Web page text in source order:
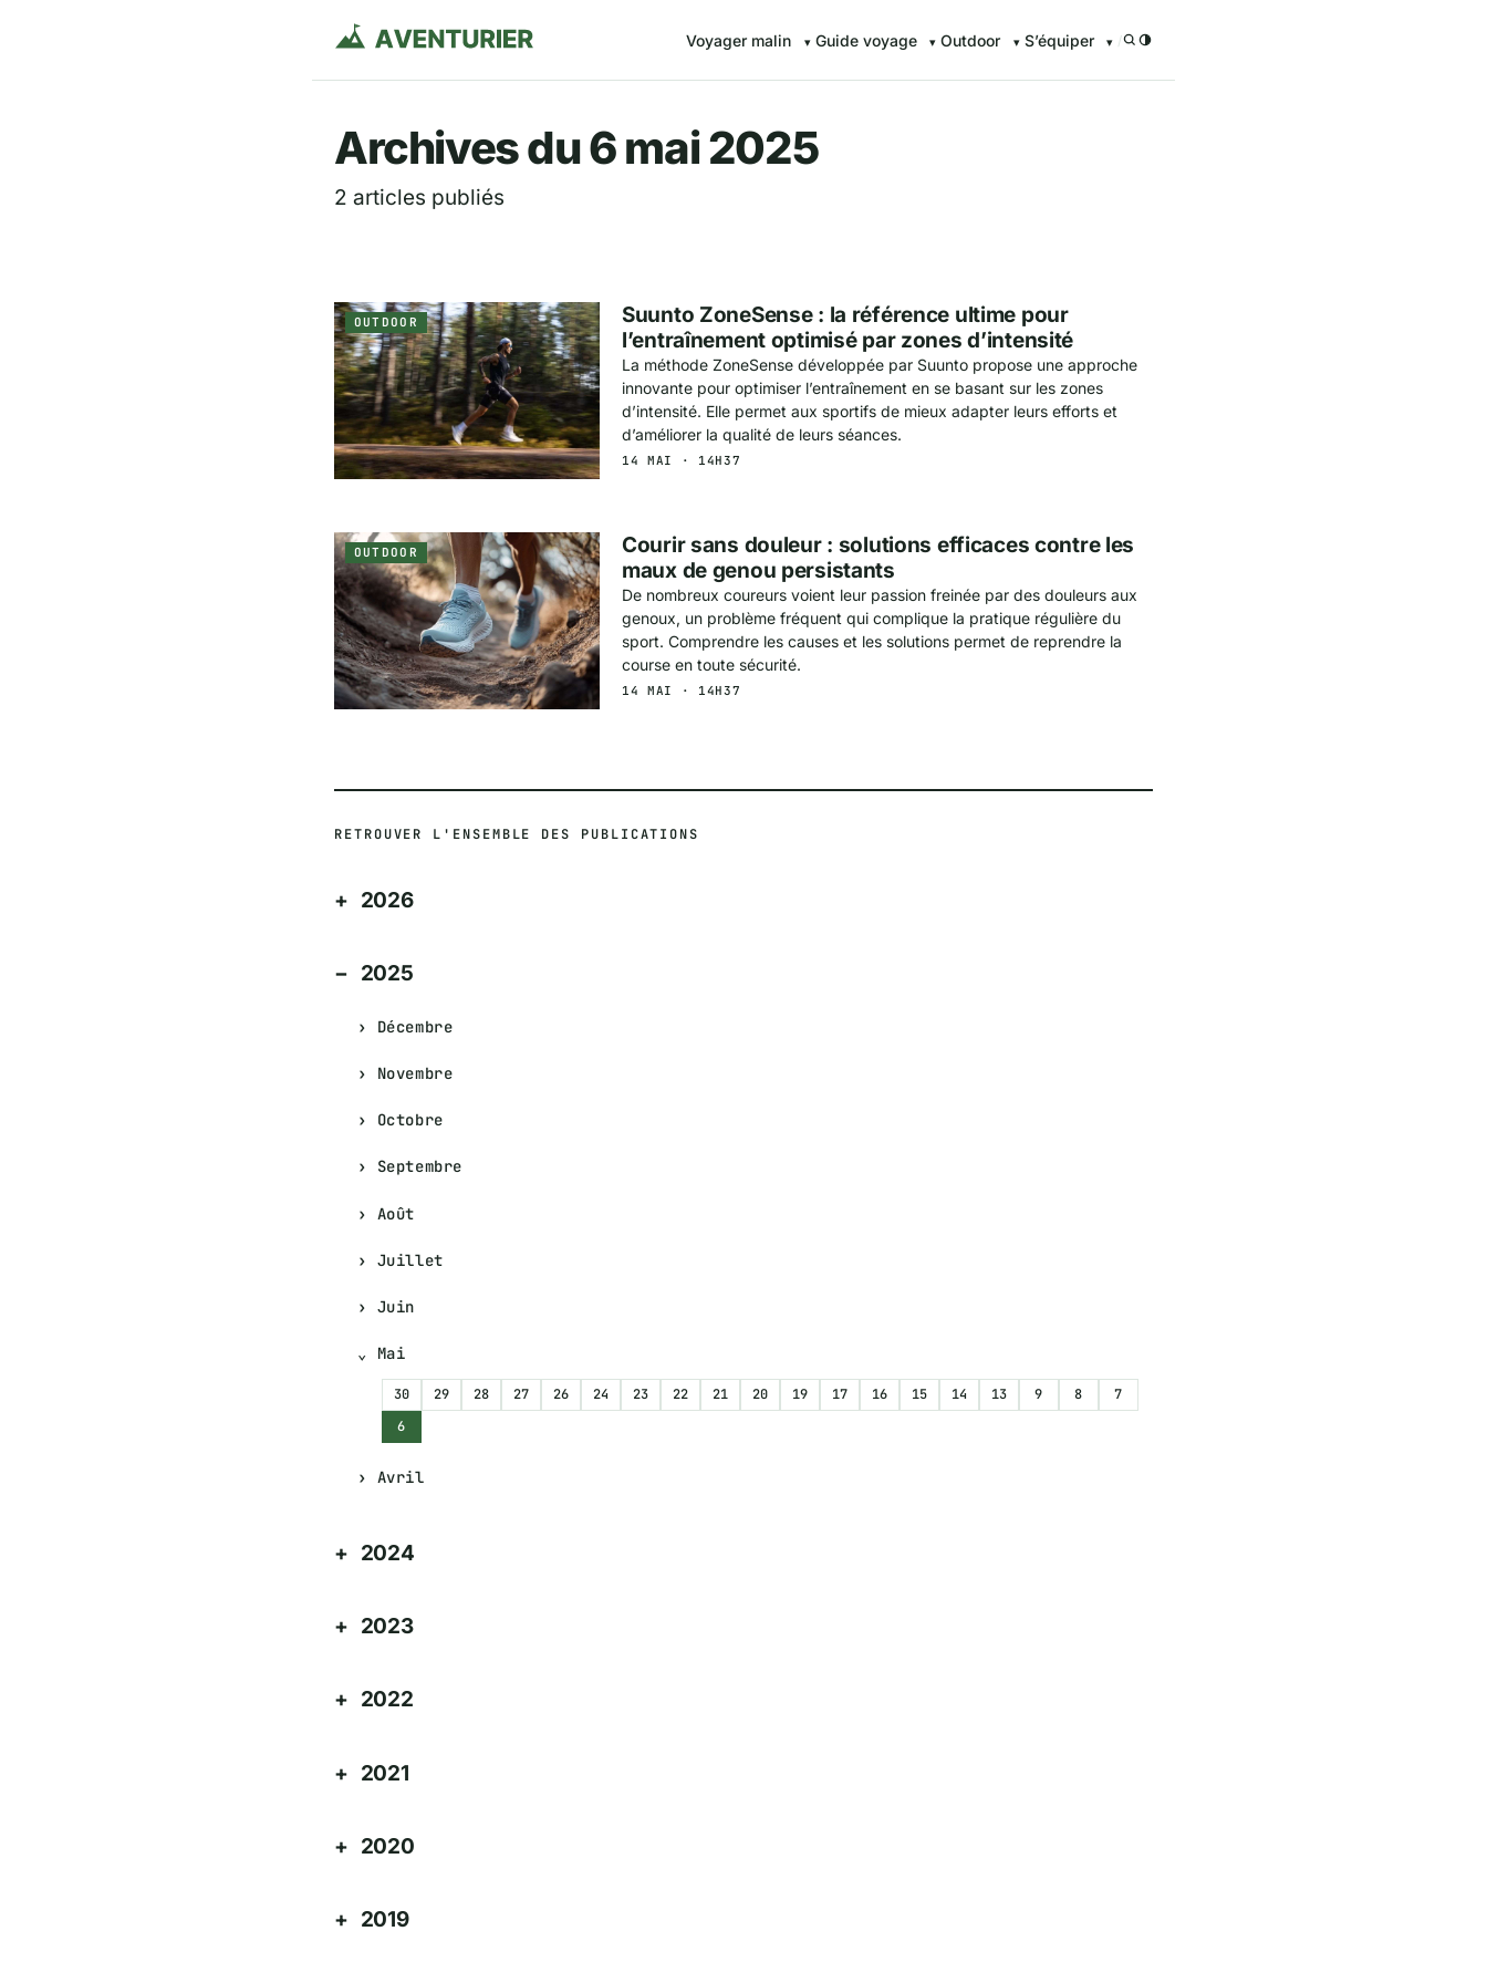
Aventurier.fr — Voyager malin avec Aventurier.FR grâce à nos
Voyager malin Guide voyage Outdoor S’équiper /
Archives du 6 mai 2025
2 articles publiés
OUTDOOR
Suunto ZoneSense : la référence ultime pour
l’entraînement optimisé par zones d’intensité
La méthode ZoneSense développée par Suunto propose une approche
innovante pour optimiser l’entraînement en se basant sur les zones
d’intensité. Elle permet aux sportifs de mieux adapter leurs efforts et
d’améliorer la qualité de leurs séances.
14 MAI · 14H37
OUTDOOR
Courir sans douleur : solutions efficaces contre les
maux de genou persistants
De nombreux coureurs voient leur passion freinée par des douleurs aux
genoux, un problème fréquent qui complique la pratique régulière du
sport. Comprendre les causes et les solutions permet de reprendre la
course en toute sécurité.
14 MAI · 14H37
RETROUVER L'ENSEMBLE DES PUBLICATIONS
2026
2025
Décembre
Novembre
Octobre
Septembre
Août
Juillet
Juin
Mai
30 29 28 27 26 24 23 22 21 20 19 17 16 15 14 13 9 8
7
6
Avril
2024
2023
2022
2021
2020
2019